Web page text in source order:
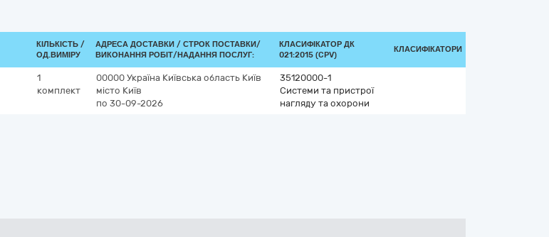
КІЛЬКІСТЬ /
ОД.ВИМІРУ
АДРЕСА ДОСТАВКИ / СТРОК ПОСТАВКИ/
ВИКОНАННЯ РОБІТ/НАДАННЯ ПОСЛУГ:
КЛАСИФІКАТОР ДК
021:2015 (CPV)
КЛАСИФІКАТОРИ
1
комплект
00000 Україна Київська область Київ
місто Київ
по 30-09-2026
35120000-1
Системи та пристрої
нагляду та охорони